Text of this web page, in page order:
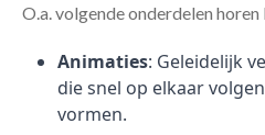
O.a. volgende onderdelen
Animaties: Geleidelijk
die snel op elkaar
vormen.